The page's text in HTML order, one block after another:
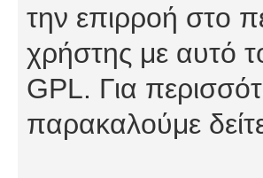
την επιρροή στο
χρήστης με αυτό
GPL. Για
παρακαλούμε